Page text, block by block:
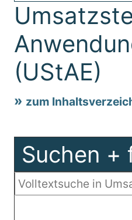
(UStAE)
zum
Suchen +